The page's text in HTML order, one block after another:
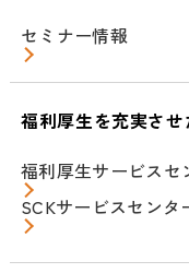
セミナー情報
福利厚生を充実させ
福利厚生サービスセ
SCKサービスセンタ